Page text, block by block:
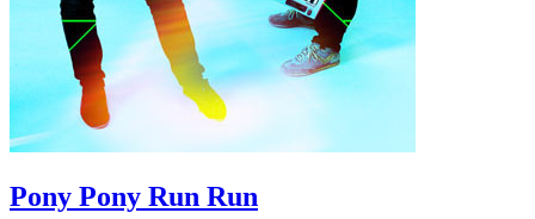
Pony Pony Run Run